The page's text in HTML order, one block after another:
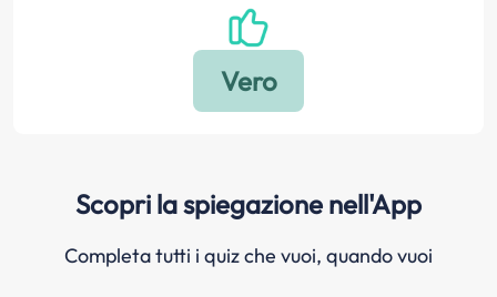
Scopri la spiegazione nell'App
Completa tutti i quiz che vuoi, quando vuoi